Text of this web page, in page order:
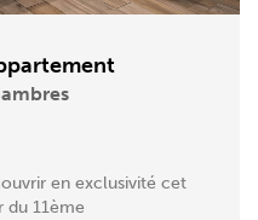
en exclusivité cet
du 11ème